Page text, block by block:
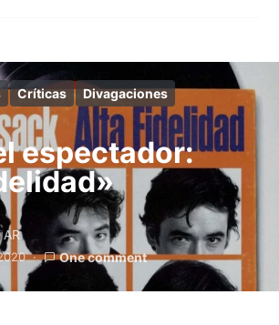
Críticas Divagaciones
espectador:
One comment